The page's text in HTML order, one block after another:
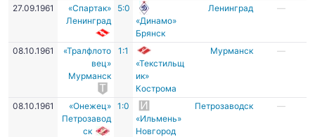
27.09.1961
«Спартак»
Ленинград
5:0
«Динамо»
Брянск
Ленинград —
08.10.1961
«Тралфлото
вец»
Мурманск
1:1
«Текстильщ
ик»
Кострома
Мурманск —
08.10.1961
«Онежец»
Петрозавод
ск
1:0
«Ильмень»
Новгород
Петрозаводск —